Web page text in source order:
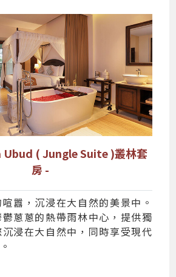
Ubud ( Jungle Suite )叢林套
房 -
囂，沉浸在大自然的美景中。
蔥蔥的熱帶雨林中心，提供獨
浸在大自然中，同時享受現代